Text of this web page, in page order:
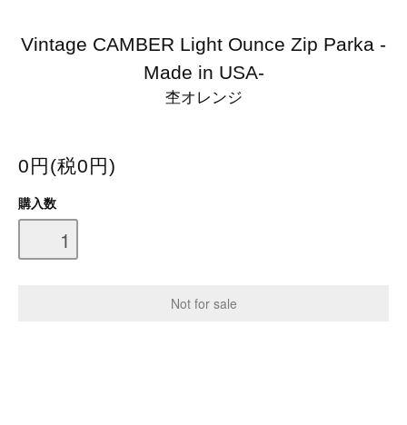
Vintage CAMBER Light Ounce Zip Parka -
Made in USA-
杢オレンジ
0円(税0円)
購入数